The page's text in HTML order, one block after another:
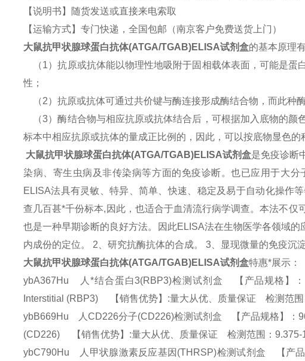
【说明书】随货发送或直接来电索取
【运输方式】专门快递，全国包邮（南京客户免费送货上门）
大鼠抗甲状腺球蛋白抗体(ATGA/TGAB)ELISA试剂盒的基本原理
（1）抗原或抗体能以物理性地吸附于固相载体表面，可能是
性；
（2）抗原或抗体可通过共价键与酶连接形成酶结合物，而此种
（3）酶结合物与相应抗原或抗体结合后，可根据加入底物的
标本中相应抗原或抗体的量成正比例的，因此，可以按底物显色的
大鼠抗甲状腺球蛋白抗体(ATGA/TGAB)ELISA试剂盒是免疫诊断
染病、寄生虫病及非传染病等方面的免疫诊断。也已应用于大
ELISA法具有灵敏、特异、简单、快速、稳定及易于自动化操作
查几百甚*千份标本, 因此，也适合于血清流行病学调查。本法不仅
也是一种早期诊断的良好方法。因此ELISA法在生物医学各领域的
内成份的定位。 2 、研究抗酶抗体的合成。 3 、显现微量的免疫沉
大鼠抗甲状腺球蛋白抗体(ATGA/TGAB)ELISA试剂盒特惠*展示：
ybA367Hu 人*结合蛋白3(RBP3)检测试剂盒 【产品规格】
Interstitial (RBP3) 【销售优势】:量大从优、质量保证 检测范
ybB669Hu 人CD226分子(CD226)检测试剂盒 【产品规格】：
(CD226) 【销售优势】:量大从优、质量保证 检测范围：
ybC790Hu 人甲状腺激素反应基因(THRSP)检测试剂盒 【产